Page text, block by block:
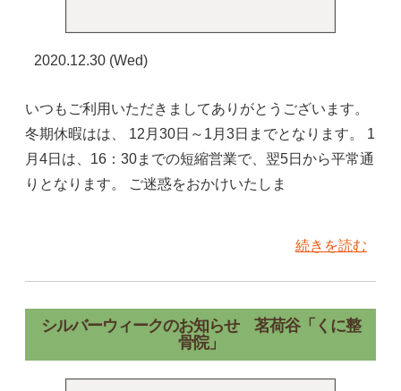
2020.12.30 (Wed)
いつもご利用いただきましてありがとうございます。
冬期休暇はは、 12月30日～1月3日までとなります。 1
月4日は、16：30までの短縮営業で、翌5日から平常通
りとなります。 ご迷惑をおかけいたしま
続きを読む
シルバーウィークのお知らせ 茗荷谷「くに整
骨院」